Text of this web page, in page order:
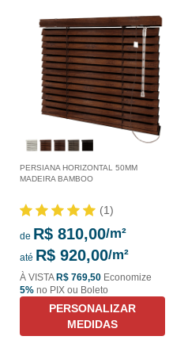
PERSIANA HORIZONTAL 50MM
MADEIRA BAMBOO
(1)
de R$ 810,00
até R$ 920,00
À VISTAR$ 769,50 Economize
5% no PIX ou Boleto
PERSONALIZAR
MEDIDAS